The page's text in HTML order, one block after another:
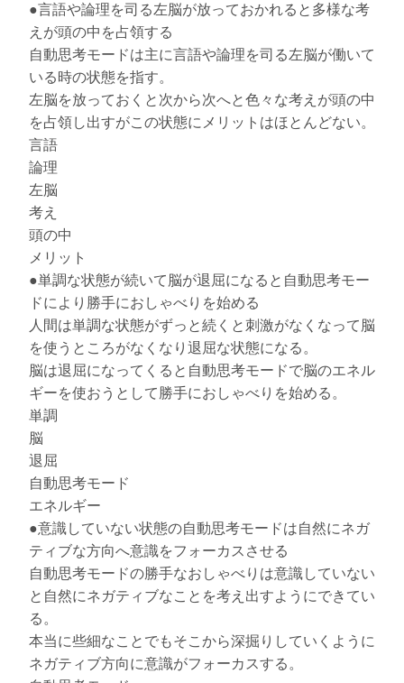
●言語や論理を司る左脳が放っておかれると多様な考
えが頭の中を占領する
自動思考モードは主に言語や論理を司る左脳が働いて
いる時の状態を指す。
左脳を放っておくと次から次へと色々な考えが頭の中
を占領し出すがこの状態にメリットはほとんどない。
言語
論理
左脳
考え
頭の中
メリット
●単調な状態が続いて脳が退屈になると自動思考モー
ドにより勝手におしゃべりを始める
人間は単調な状態がずっと続くと刺激がなくなって脳
を使うところがなくなり退屈な状態になる。
脳は退屈になってくると自動思考モードで脳のエネル
ギーを使おうとして勝手におしゃべりを始める。
単調
脳
退屈
自動思考モード
エネルギー
●意識していない状態の自動思考モードは自然にネガ
ティブな方向へ意識をフォーカスさせる
自動思考モードの勝手なおしゃべりは意識していない
と自然にネガティブなことを考え出すようにできてい
る。
本当に些細なことでもそこから深掘りしていくように
ネガティブ方向に意識がフォーカスする。